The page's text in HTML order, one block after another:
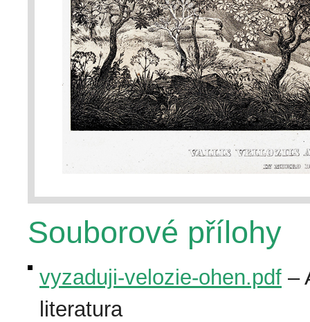
Souborové přílohy
vyzaduji-velozie-ohen.pdf –
literatura